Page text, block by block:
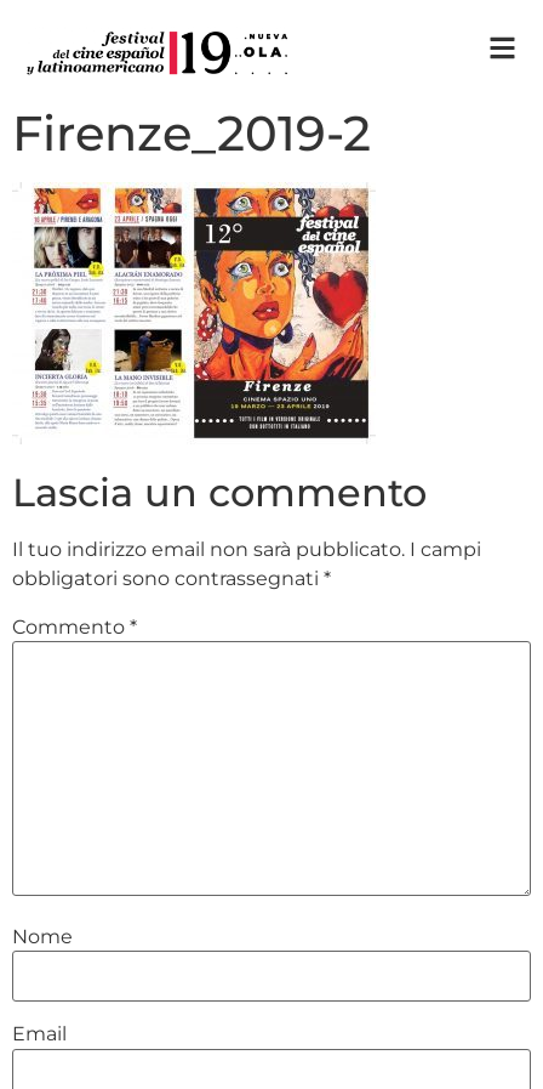
Firenze_2019-2
Lascia un commento
Il tuo indirizzo email non sarà pubblicato. I campi
obbligatori sono contrassegnati *
Commento *
Nome
Email